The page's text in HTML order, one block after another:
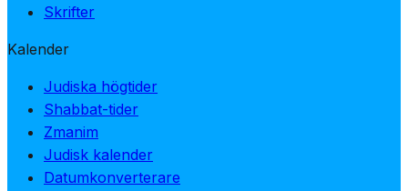
Skrifter
Kalender
Judiska högtider
Shabbat-tider
Zmanim
Judisk kalender
Datumkonverterare